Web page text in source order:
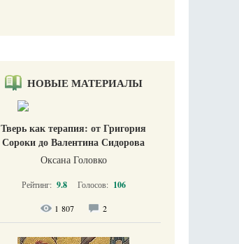
НОВЫЕ МАТЕРИАЛЫ
Тверь как терапия: от Григория
Сороки до Валентина Сидорова
Оксана Головко
Рейтинг: 9.8 Голосов: 106
1 807 2